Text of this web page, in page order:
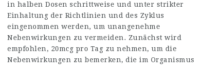
in halben Dosen schrittweise und unter strikter
Einhaltung der Richtlinien und des Zyklus
eingenommen werden, um unangenehme
Nebenwirkungen zu vermeiden. Zunächst wird
empfohlen, 20mcg pro Tag zu nehmen, um die
Nebenwirkungen zu bemerken, die im Organismus